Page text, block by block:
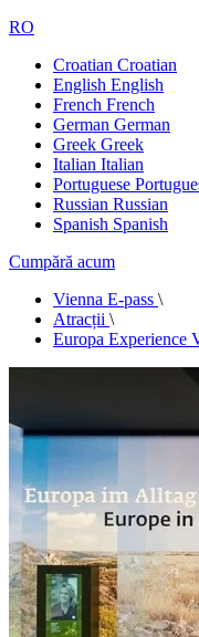
RO
Croatian Croatian
English English
French French
German German
Greek Greek
Italian Italian
Portuguese
Russian Russian
Spanish Spanish
Cumpără acum
Vienna E-pass \
Atracții \
Europa Experience